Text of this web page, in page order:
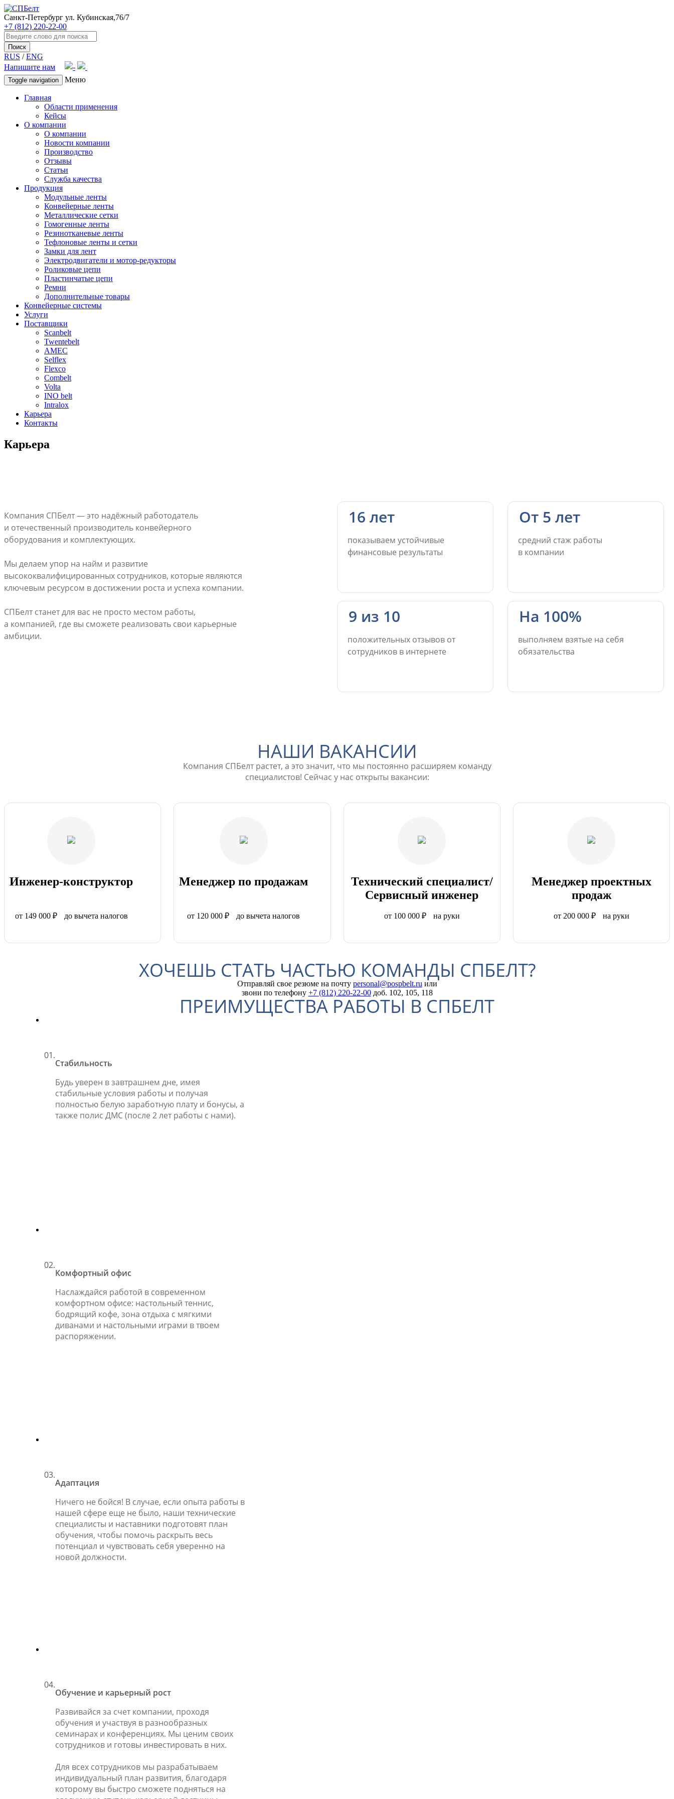
Санкт-Петербург ул. Кубинская,76/7
+7 (812) 220-22-00
Поиск
RUS /ENG
Напишите нам
Toggle navigation Меню
Главная
Области применения
Кейсы
О компании
О компании
Новости компании
Производство
Отзывы
Статьи
Служба качества
Продукция
Модульные ленты
Конвейерные ленты
Металлические сетки
Гомогенные ленты
Резинотканевые ленты
Тефлоновые ленты и сетки
Замки для лент
Электродвигатели и мотор-редукторы
Роликовые цепи
Пластинчатые цепи
Ремни
Дополнительные товары
Конвейерные системы
Услуги
Поставщики
Scanbelt
Twentebelt
АMEC
Selflex
Flexco
Combelt
Volta
INO belt
Intralox
Карьера
Контакты
Карьера
Компания СПБелт — это надёжный работодатель
и отечественный производитель конвейерного
оборудования и комплектующих.
Мы делаем упор на найм и развитие
высококвалифицированных сотрудников, которые являются
ключевым ресурсом в достижении роста и успеха компании.
СПБелт станет для вас не просто местом работы,
а компанией, где вы сможете реализовать свои карьерные
амбиции.
16 лет
показываем устойчивые
финансовые результаты
От 5 лет
средний стаж работы
в компании
9 из 10
положительных отзывов от
сотрудников в интернете
На 100%
выполняем взятые на себя
обязательства
НАШИ ВАКАНСИИ
Компания СПБелт растет, а это значит, что мы постоянно расширяем команду
специалистов! Сейчас у нас открыты вакансии:
Инженер-конструктор
от 149 000 ₽ до вычета налогов
Менеджер по продажам
от 120 000 ₽ до вычета налогов
Технический специалист/
Сервисный инженер
от 100 000 ₽ на руки
Менеджер проектных
продаж
от 200 000 ₽ на руки
ХОЧЕШЬ СТАТЬ ЧАСТЬЮ КОМАНДЫ СПБЕЛТ?
Отправляй свое резюме на почту personal@pospbelt.ru или
звони по телефону +7 (812) 220-22-00доб. 102, 105, 118
ПРЕИМУЩЕСТВА РАБОТЫ В СПБЕЛТ
01.
Стабильность
Будь уверен в завтрашнем дне, имея
стабильные условия работы и получая
полностью белую заработную плату и бонусы, а
также полис ДМС (после 2 лет работы с нами).
02.
Комфортный офис
Наслаждайся работой в современном
комфортном офисе: настольный теннис,
бодрящий кофе, зона отдыха с мягкими
диванами и настольными играми в твоем
распоряжении.
03.
Адаптация
Ничего не бойся! В случае, если опыта работы в
нашей сфере еще не было, наши технические
специалисты и наставники подготовят план
обучения, чтобы помочь раскрыть весь
потенциал и чувствовать себя уверенно на
новой должности.
04.
Обучение и карьерный рост
Развивайся за счет компании, проходя
обучения и участвуя в разнообразных
семинарах и конференциях. Мы ценим своих
сотрудников и готовы инвестировать в них.
Для всех сотрудников мы разрабатываем
индивидуальный план развития, благодаря
которому вы быстро сможете подняться на